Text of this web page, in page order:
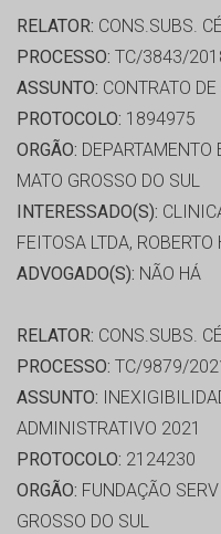
RELATOR: CONS.SUBS.
PROCESSO: TC/3843/
ASSUNTO: CONTRATO
PROTOCOLO: 1894975
ORGÃO: DEPARTAMENTO
MATO GROSSO DO SUL
INTERESSADO(S):
FEITOSA LTDA,
ADVOGADO(S): NÃO HÁ
RELATOR: CONS.SUBS.
PROCESSO: TC/9879/
ASSUNTO:
ADMINISTRATIVO 2021
PROTOCOLO: 2124230
ORGÃO: FUNDAÇÃO
GROSSO DO SUL